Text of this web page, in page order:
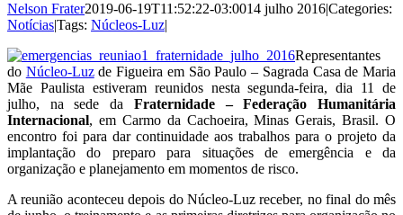
Nelson Frater2019-06-19T11:52:22-03:0014 julho 2016|Categories:
Notícias|Tags: Núcleos-Luz|
Representantes
do Núcleo-Luzde Figueira em São Paulo – Sagrada Casa de Maria
Mãe Paulista estiveram reunidos nesta segunda-feira, dia 11 de
julho, na sede da Fraternidade – Federação Humanitária
Internacional, em Carmo da Cachoeira, Minas Gerais, Brasil. O
encontro foi para dar continuidade aos trabalhos para o projeto da
implantação do preparo para situações de emergência e da
organização e planejamento em momentos de risco.
A reunião aconteceu depois do Núcleo-Luz receber, no final do mês